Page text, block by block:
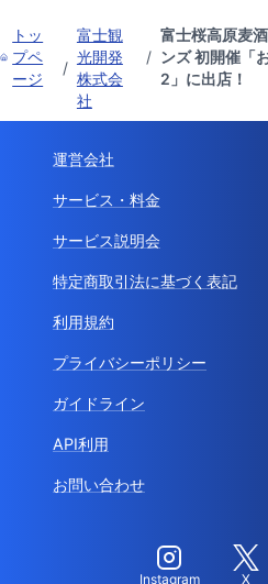
トッ
プペ
ージ
/
富士観
光開発
株式会
社
/
富士桜高原麦
ンズ 初開催「
2」に出店！
運営会社
サービス・料金
サービス説明会
特定商取引法に基づく表記
利用規約
プライバシーポリシー
ガイドライン
API利用
お問い合わせ
Instagram X